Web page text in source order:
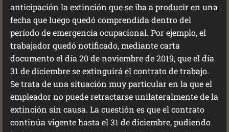
anticipación la extinción que se iba a producir en una
fecha que luego quedó comprendida dentro del
período de emergencia ocupacional. Por ejemplo, el
trabajador quedó notificado, mediante carta
documento el día 20 de noviembre de 2019, que el día
31 de diciembre se extinguirá el contrato de trabajo.
Se trata de una situación muy particular en la que el
empleador no puede retractarse unilateralmente de la
extinción sin causa. La cuestión es que el contrato
continúa vigente hasta el 31 de diciembre, pudiendo